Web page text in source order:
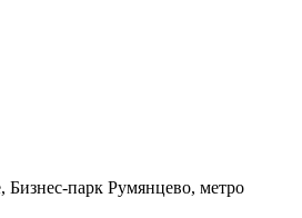
Бизнес-парк Румянцево, метро